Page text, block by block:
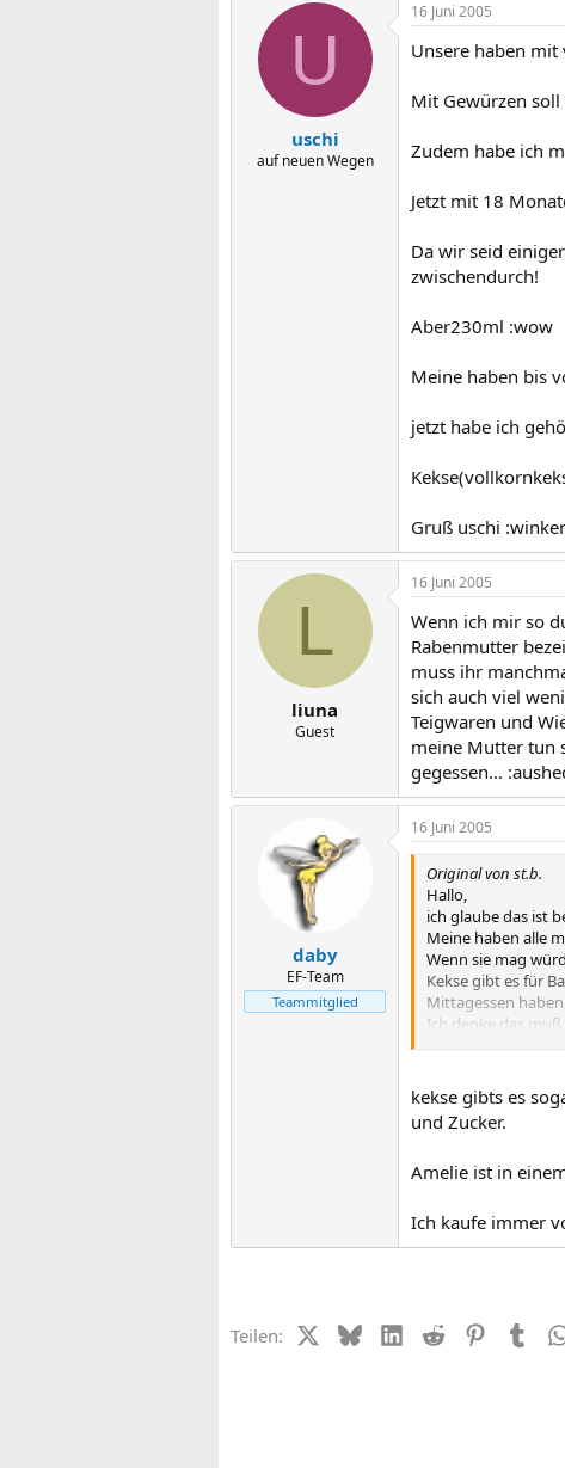
U
uschi
auf neuen Wegen
16 Juni 2005
Unsere haben mit
Mit Gewürzen soll
Zudem habe ich
Jetzt mit 18
Da wir seid
zwischendurch!
Aber230ml :wow
Meine haben bis
jetzt habe ich
Gruß uschi
L
liuna
Guest
16 Juni 2005
Wenn ich mir so
Rabenmutter
muss ihr
sich auch viel
Teigwaren und
meine Mutter tun
gegessen...
daby
EF-Team
Teammitglied
16 Juni 2005
Original von st.b.
Hallo,
ich glaube das ist
Meine haben alle
Wenn sie mag
Kekse gibt es für
Mittagessen
Ich denke das
Schönen
kekse gibts es
und Zucker.
Amelie ist in
Ich kaufe immer
Teilen: X (Twitter)
BlueskyLinkedIn
Reddit Pinterest